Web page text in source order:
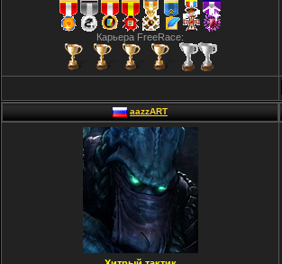
Карьера FreeRace:
aazzART